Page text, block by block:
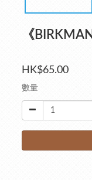
《
HK$65.00
數量